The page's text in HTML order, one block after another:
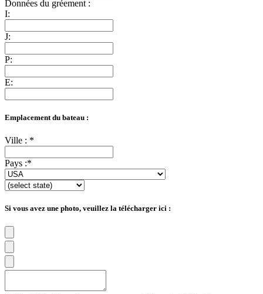
Données du gréement :
I:
J:
P:
E:
Emplacement du bateau :
Ville : *
Pays :*
Si vous avez une photo, veuillez la télécharger ici :